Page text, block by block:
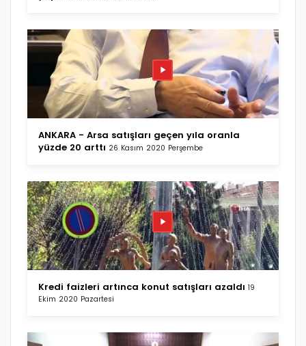
ANKARA - Arsa satışları geçen yıla oranla
yüzde 20 arttı 26 Kasım 2020 Perşembe
Kredi faizleri artınca konut satışları azaldı 19
Ekim 2020 Pazartesi